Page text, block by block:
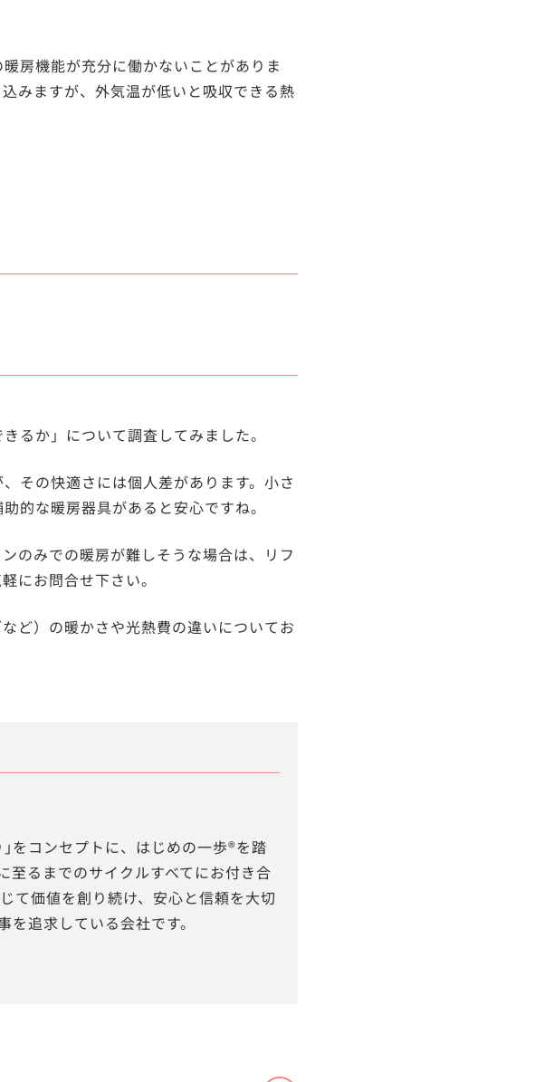
房機能が充分に働かないことがありま
みますが、外気温が低いと吸収できる熱
るか」について調査してみました。
その快適さには個人差があります。小さ
的な暖房器具があると安心ですね。
のみでの暖房が難しそうな場合は、リフ
にお問合せ下さい。
ど）の暖かさや光熱費の違いについてお
をコンセプトに、はじめの一歩®を踏
至るまでのサイクルすべてにお付き合
て価値を創り続け、安心と信頼を大切
追求している会社です。